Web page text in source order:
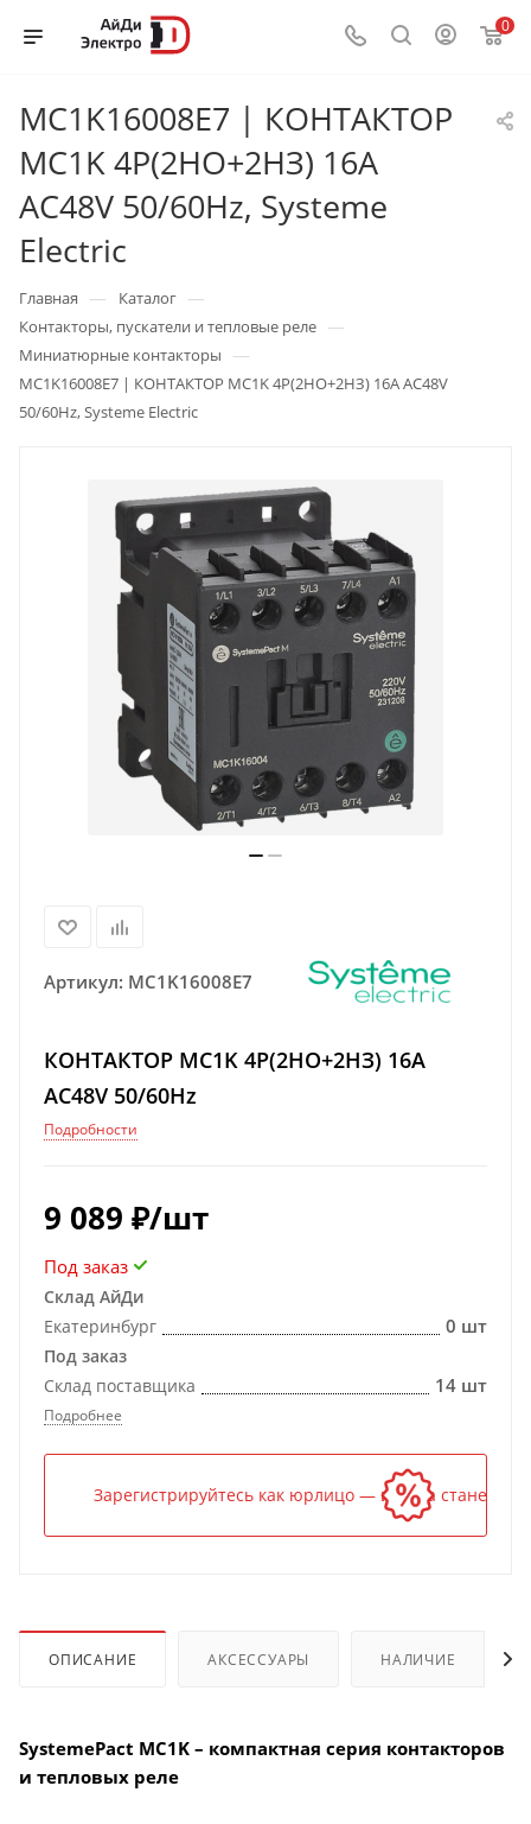
0
MC1K16008E7 | КОНТАКТОР
MC1K 4P(2НО+2НЗ) 16A
AC48V 50/60Hz, Systeme
Electric
Главная — Каталог —
Контакторы, пускатели и тепловые реле —
Миниатюрные контакторы —
MC1K16008E7 | КОНТАКТОР MC1K 4P(2НО+2НЗ) 16A AC48V
50/60Hz, Systeme Electric
Артикул: MC1K16008E7
КОНТАКТОР MC1K 4P(2НО+2НЗ) 16A
AC48V 50/60Hz
Подробности
9 089 ₽/шт
Под заказ
Склад АйДи
Екатеринбург
0 шт
Под заказ
Склад поставщика
14 шт
Подробнее
Зарегистрируйтесь как юрлицо — и цена станет
ОПИСАНИЕ АКСЕССУАРЫ НАЛИЧИЕ
SystemePact MC1K – компактная серия контакторов
и тепловых реле